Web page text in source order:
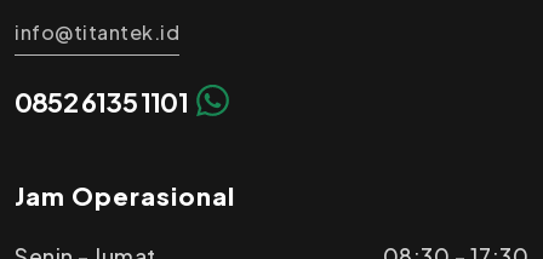
info@titantek.id
0852 6135 1101
Jam Operasional